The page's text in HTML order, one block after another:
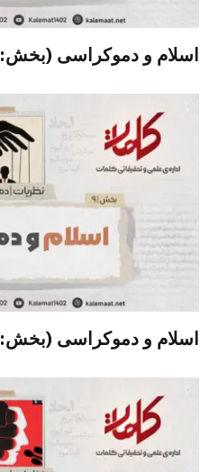
اسلام و دموکراسی (بخش: ۱۰)
اسلام و دموکراسی (بخش: ۹)